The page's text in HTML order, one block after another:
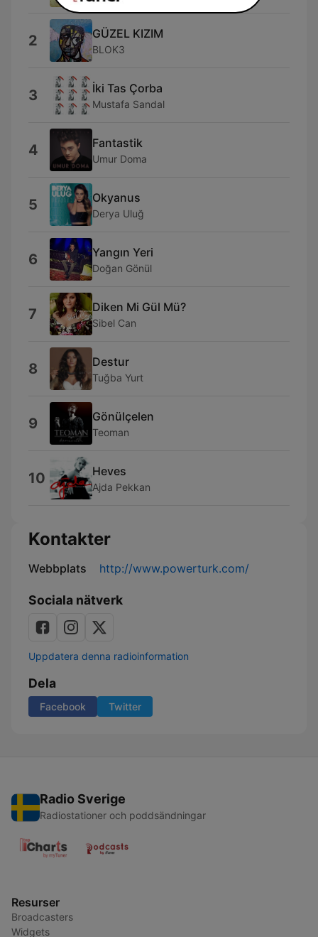
2 GÜZEL KIZIM
BLOK3
3 İki Tas Çorba
Mustafa Sandal
4 Fantastik
Umur Doma
5 Okyanus
Derya Uluğ
6 Yangın Yeri
Doğan Gönül
7 Diken Mi Gül Mü?
Sibel Can
8 Destur
Tuğba Yurt
9 Gönülçelen
Teoman
10 Heves
Ajda Pekkan
Kontakter
Webbplats http://www.powerturk.com/
Sociala nätverk
Uppdatera denna radioinformation
Dela
Facebook Twitter
Radio Sverige
Radiostationer och poddsändningar
Resurser
Broadcasters
Widgets